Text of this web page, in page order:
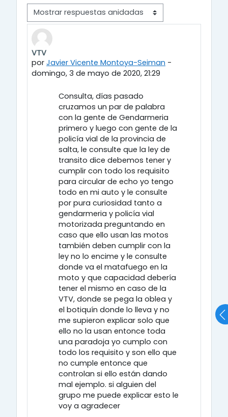
Modo de visualización
VTV
por Javier Vicente Montoya-Seiman -
domingo, 3 de mayo de 2020, 21:29
Número de respuestas: 0
Consulta, días pasado
cruzamos un par de palabra
con la gente de Gendarmeria
primero y luego con gente de la
policía vial de la provincia de
salta, le consulte que la ley de
transito dice debemos tener y
cumplir con todo los requisito
para circular de echo yo tengo
todo en mi auto y le consulte
por pura curiosidad tanto a
gendarmeria y policía vial
motorizada preguntando en
caso que ello usan las motos
también deben cumplir con la
ley no lo encime y le consulte
donde va el matafuego en la
moto y que capacidad debería
tener el mismo en caso de la
VTV, donde se pega la oblea y
el botiquín donde lo lleva y no
me supieron explicar solo que
ello no la usan entonce toda
una paradoja yo cumplo con
todo los requisito y son ello que
no cumple entonce que
controlan si ello están dando
mal ejemplo. si alguien del
grupo me puede explicar esto le
voy a agradecer